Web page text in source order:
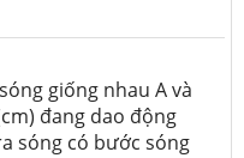
giống nhau A và
đang dao động
sóng có bước sóng